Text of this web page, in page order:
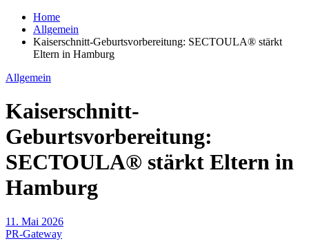
Home
Allgemein
Kaiserschnitt-Geburtsvorbereitung: SECTOULA® stärkt
Eltern in Hamburg
Allgemein
Kaiserschnitt-
Geburtsvorbereitung:
SECTOULA® stärkt Eltern in
Hamburg
11. Mai 2026
PR-Gateway